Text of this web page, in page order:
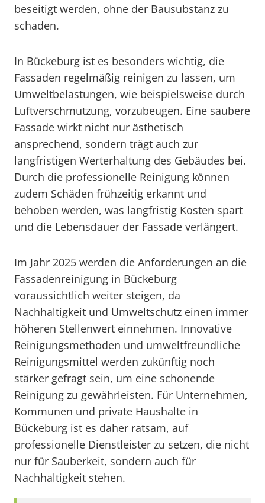
beseitigt werden, ohne der Bausubstanz zu
schaden.
In Bückeburg ist es besonders wichtig, die
Fassaden regelmäßig reinigen zu lassen, um
Umweltbelastungen, wie beispielsweise durch
Luftverschmutzung, vorzubeugen. Eine saubere
Fassade wirkt nicht nur ästhetisch
ansprechend, sondern trägt auch zur
langfristigen Werterhaltung des Gebäudes bei.
Durch die professionelle Reinigung können
zudem Schäden frühzeitig erkannt und
behoben werden, was langfristig Kosten spart
und die Lebensdauer der Fassade verlängert.
Im Jahr 2025 werden die Anforderungen an die
Fassadenreinigung in Bückeburg
voraussichtlich weiter steigen, da
Nachhaltigkeit und Umweltschutz einen immer
höheren Stellenwert einnehmen. Innovative
Reinigungsmethoden und umweltfreundliche
Reinigungsmittel werden zukünftig noch
stärker gefragt sein, um eine schonende
Reinigung zu gewährleisten. Für Unternehmen,
Kommunen und private Haushalte in
Bückeburg ist es daher ratsam, auf
professionelle Dienstleister zu setzen, die nicht
nur für Sauberkeit, sondern auch für
Nachhaltigkeit stehen.